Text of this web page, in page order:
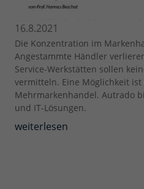
16.8.2021
Die Konzentration im
Angestammte Händler
Service-Werkstätten sollen
vermitteln. Eine Möglichkeit
Mehrmarkenhandel. Autrado
und IT-Lösungen.
weiterlesen